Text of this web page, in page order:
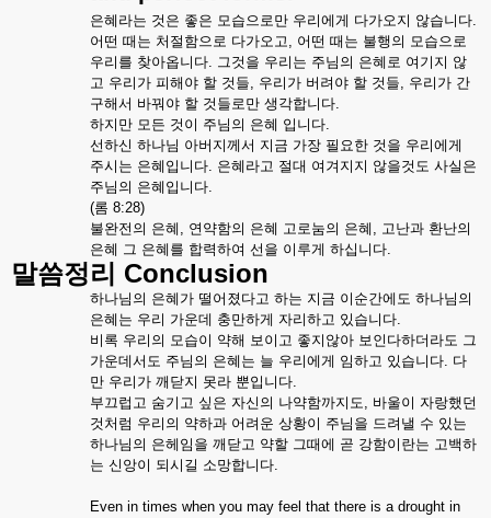
은혜라는 것은 좋은 모습으로만 우리에게 다가오지 않습니다
어떤 때는 처절함으로 다가오고 어떤 때는 불행의 모습으로
우리를 찾아옵니다 그것을 우리는 주님의 은혜로 여기지 않
고 우리가 피해야 할 것들 우리가 버려야 할 것들 우리가 간
구해서 바꿔야 할 것들로만 생각합니다
하지만 모든 것이 주님의 은혜 입니다
선하신 하나님 아버지께서 지금 가장 필요한 것을 우리에게
주시는 은혜입니다 은혜라고 절대 여겨지지 않을것도 사실은
주님의 은혜입니다
(롬 8:28)
불완전의 은혜 연약함의 은혜 고로눔의 은혜 고난과 환난의
은혜 그 은혜를 합력하여 선을 이루게 하십니다
말씀정리 Conclusion
하나님의 은혜가 떨어졌다고 하는 지금 이순간에도 하나님의
은혜는 우리 가운데 충만하게 자리하고 있습니다
비록 우리의 모습이 약해 보이고 좋지않아 보인다하더라도 그
가운데서도 주님의 은혜는 늘 우리에게 임하고 있습니다 다
만 우리가 깨닫지 못라 뿐입니다
부끄럽고 숨기고 싶은 자신의 나약함까지도 바울이 자랑했던
것처럼 우리의 약하과 어려운 상황이 주님을 드려낼 수 있는
하나님의 은헤임을 깨닫고 약할 그때에 곧 강함이란는 고백하
는 신앙이 되시길 소망합니다
Even in times when you may feel that there is a drought in